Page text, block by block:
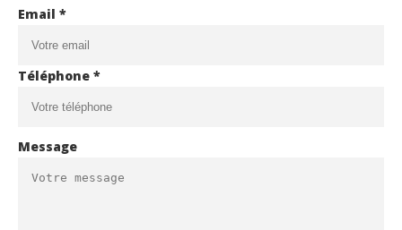
Email *
Téléphone *
Message